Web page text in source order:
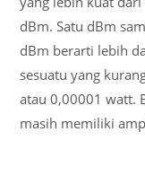
dBm. Satu dBm
dBm berarti lebih
sesuatu yang
atau 0,00001 watt.
masih memiliki